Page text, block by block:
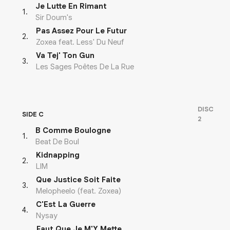
1.
Je Lutte En Rimant
Sir Doum's
2.
Pas Assez Pour Le Futur
Zoxea feat. Less' Du Neuf
3.
Va Tej' Ton Gun
Les Sages Poêtes De La Rue
SIDE C
DISC
2
1.
B Comme Boulogne
Beat De Boul
2.
Kidnapping
LIM
3.
Que Justice Soit Faite
Melopheelo (feat. Zoxea)
4.
C'Est La Guerre
Nysay